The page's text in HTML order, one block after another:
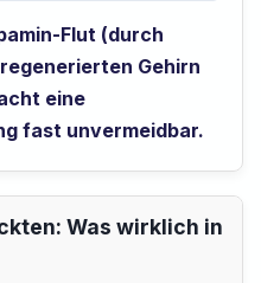
Flut (durch
Gehirn
eine
fast unvermeidbar.
Was wirklich in